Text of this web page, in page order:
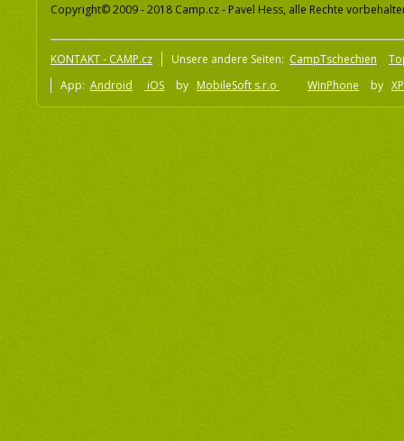
Copyright© 2009 - 2018 Camp.cz - Pavel Hess, alle Rechte
KONTAKT - CAMP.cz Unsere andere Seiten: CampTschechien
App: Android iOS by MobileSoft s.r.o WinPhone by